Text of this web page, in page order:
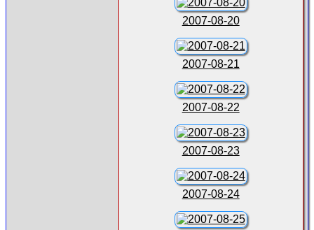
2007-08-20
2007-08-21
2007-08-22
2007-08-23
2007-08-24